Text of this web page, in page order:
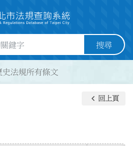
位 搜尋
史法規所有條文
keyboard_arrow_left 回上頁